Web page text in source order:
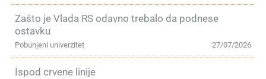
Zašto je Vlada RS odavno trebalo da podnese
ostavku
27/07/2026
Pobunjeni univerzitet
Ispod crvene linije